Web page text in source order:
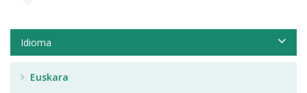
Idioma
Euskara